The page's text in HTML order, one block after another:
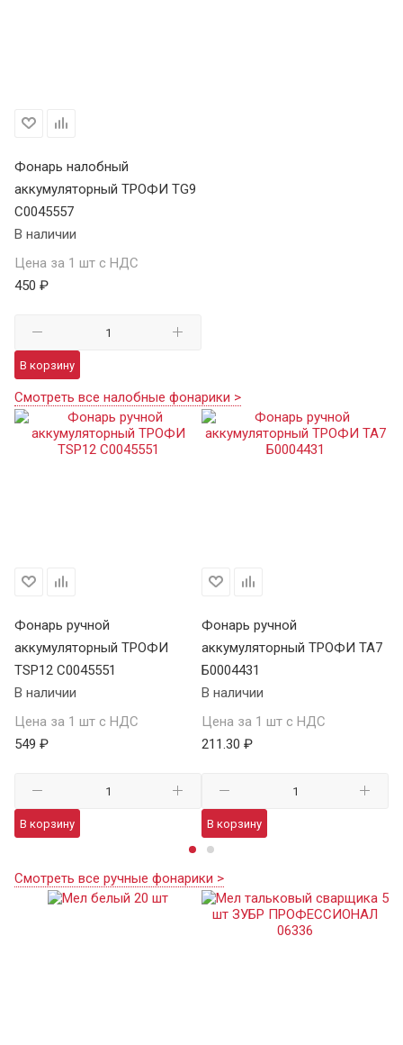
Фонарь налобный
аккумуляторный ТРОФИ TG9
C0045557
В наличии
Цена за 1 шт с НДС
450 ₽
В корзину
Смотреть все налобные фонарики >
Фонарь ручной
аккумуляторный ТРОФИ
TSP12 C0045551
В наличии
Цена за 1 шт с НДС
549 ₽
В корзину
Фонарь ручной
аккумуляторный ТРОФИ TA7
Б0004431
В наличии
Цена за 1 шт с НДС
211.30 ₽
В корзину
Смотреть все ручные фонарики >